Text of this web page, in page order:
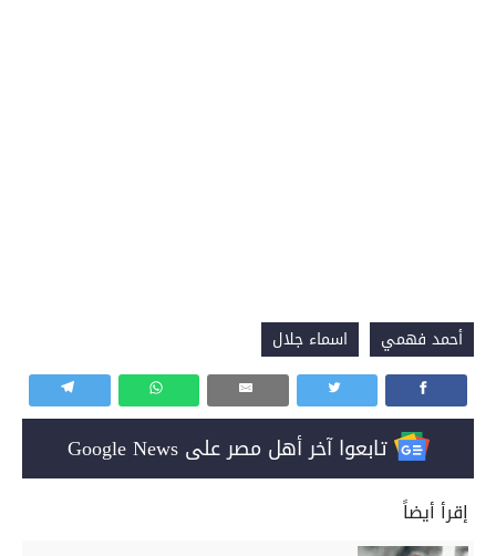
أحمد فهمي اسماء جلال
تابعوا آخر أهل مصر على Google News
إقرأ أيضاً